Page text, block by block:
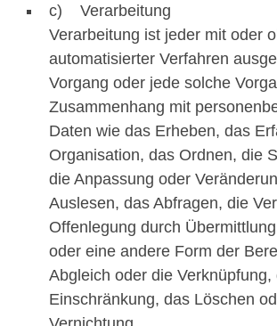
c) Verarbeitung
Verarbeitung ist jeder mit oder
automatisierter Verfahren
Vorgang oder jede solche
Zusammenhang mit
Daten wie das Erheben, das
Organisation, das Ordnen, die
die Anpassung oder
Auslesen, das Abfragen, die
Offenlegung durch
oder eine andere Form der
Abgleich oder die Verknüpfung,
Einschränkung, das Löschen